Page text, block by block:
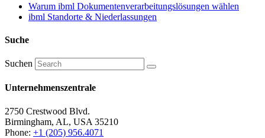
Warum ibml Dokumentenverarbeitungslösungen wählen
ibml Standorte & Niederlassungen
Suche
Suchen
Unternehmenszentrale
2750 Crestwood Blvd.
Birmingham, AL, USA 35210
Phone: +1 (205) 956.4071